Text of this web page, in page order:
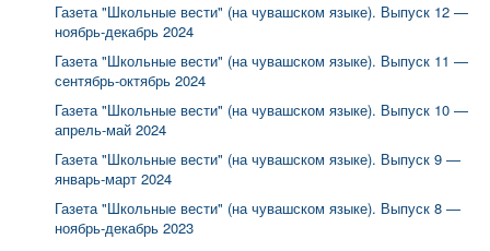
Газета "Школьные вести" (на чувашском языке). Выпуск 12 —
ноябрь-декабрь 2024
Газета "Школьные вести" (на чувашском языке). Выпуск 11 —
сентябрь-октябрь 2024
Газета "Школьные вести" (на чувашском языке). Выпуск 10 —
апрель-май 2024
Газета "Школьные вести" (на чувашском языке). Выпуск 9 —
январь-март 2024
Газета "Школьные вести" (на чувашском языке). Выпуск 8 —
ноябрь-декабрь 2023